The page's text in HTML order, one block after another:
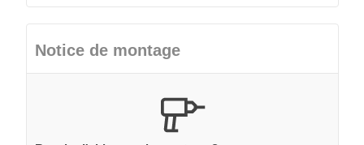
Notice de montage